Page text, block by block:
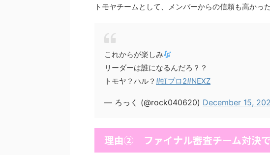
トモヤチームとして、メンバーからの信頼も高かっ
これからが楽しみ
リーダーは誰になるんだろ？？
トモヤ？ハル？ #虹プロ2#NEXZ
— ろっく (@rock040620) December 15,
理由② ファイナル審査チーム対決